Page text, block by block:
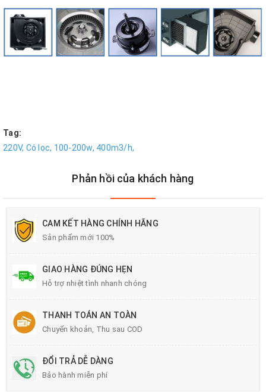
Tag:
220V, Có lọc, 100-200w, 400m3/h,
Phản hồi của khách hàng
CAM KẾT HÀNG CHÍNH HÃNG
Sản phẩm mới 100%
GIAO HÀNG ĐÚNG HẸN
Hỗ trợ nhiệt tình nhanh chóng
THANH TOÁN AN TOÀN
Chuyển khoản, Thu sau COD
ĐỔI TRẢ DỄ DÀNG
Bảo hành miễn phí